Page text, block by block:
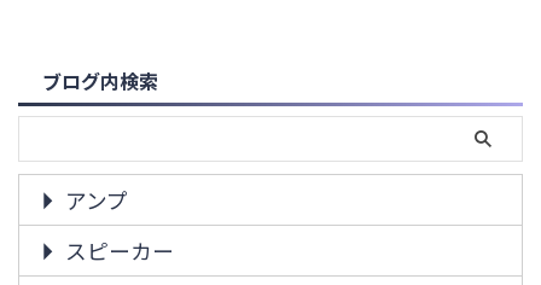
ブログ内検索
アンプ
スピーカー